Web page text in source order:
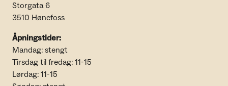
Storgata 6
3510 Hønefoss
Åpningstider:
Mandag: stengt
Tirsdag til fredag: 11-15
Lørdag: 11-15